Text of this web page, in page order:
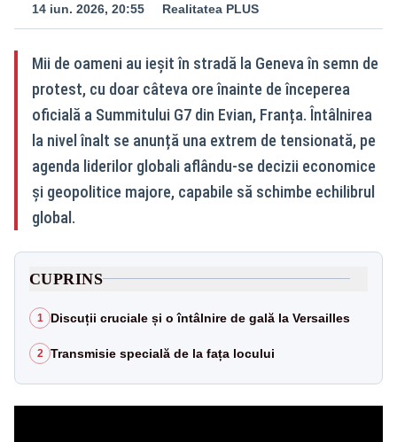
14 iun. 2026, 20:55 Realitatea PLUS
Mii de oameni au ieșit în stradă la Geneva în semn de
protest, cu doar câteva ore înainte de începerea
oficială a Summitului G7 din Evian, Franța. Întâlnirea
la nivel înalt se anunță una extrem de tensionată, pe
agenda liderilor globali aflându-se decizii economice
și geopolitice majore, capabile să schimbe echilibrul
global.
CUPRINS
1 Discuții cruciale și o întâlnire de gală la Versailles
2 Transmisie specială de la fața locului